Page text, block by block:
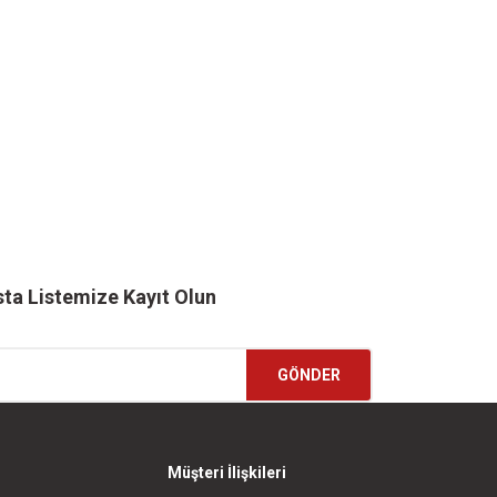
Listemize Kayıt Olun
GÖNDER
Müşteri İlişkileri